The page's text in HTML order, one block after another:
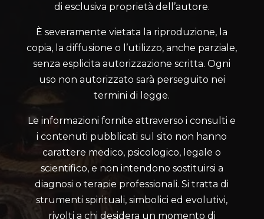
di esclusiva proprietà dell’autore.
È severamente vietata la riproduzione, la
copia, la diffusione o l’utilizzo, anche parziale,
senza esplicita autorizzazione scritta. Ogni
uso non autorizzato sarà perseguito nei
termini di legge.
Le informazioni fornite attraverso i consulti e
i contenuti pubblicati sul sito non hanno
carattere medico, psicologico, legale o
scientifico, e non intendono sostituirsi a
diagnosi o terapie professionali. Si tratta di
strumenti spirituali, simbolici ed evolutivi,
rivolti a chi desidera un momento di